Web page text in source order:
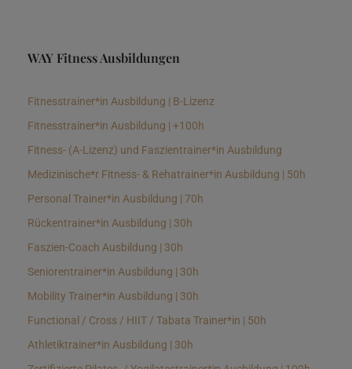
WAY Fitness Ausbildungen
Fitnesstrainer*in Ausbildung | B-Lizenz
Fitnesstrainer*in Ausbildung | +100h
Fitness- (A-Lizenz) und Faszientrainer*in Ausbildung
Medizinische*r Fitness- & Rehatrainer*in Ausbildung | 50h
Personal Trainer*in Ausbildung | 70h
Rückentrainer*in Ausbildung | 30h
Faszien-Coach Ausbildung | 30h
Seniorentrainer*in Ausbildung | 30h
Mobility Trainer*in Ausbildung | 30h
Functional / Cross / HIIT / Tabata Trainer*in | 50h
Athletiktrainer*in Ausbildung | 30h